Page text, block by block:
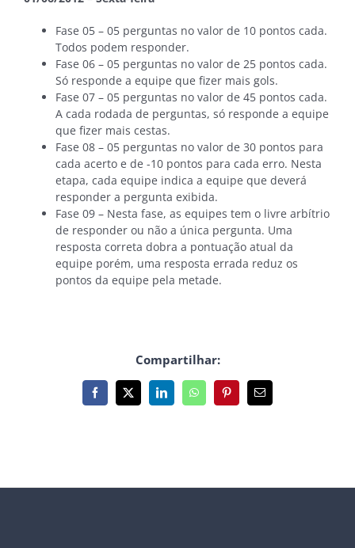
Fase 05 – 05 perguntas no valor de 10 pontos cada.
Todos podem responder.
Fase 06 – 05 perguntas no valor de 25 pontos cada.
Só responde a equipe que fizer mais gols.
Fase 07 – 05 perguntas no valor de 45 pontos cada.
A cada rodada de perguntas, só responde a equipe
que fizer mais cestas.
Fase 08 – 05 perguntas no valor de 30 pontos para
cada acerto e de -10 pontos para cada erro. Nesta
etapa, cada equipe indica a equipe que deverá
responder a pergunta exibida.
Fase 09 – Nesta fase, as equipes tem o livre arbítrio
de responder ou não a única pergunta. Uma
resposta correta dobra a pontuação atual da
equipe porém, uma resposta errada reduz os
pontos da equipe pela metade.
Compartilhar:
Facebook
X LinkedInWhatsAppPinterest
E-
mail